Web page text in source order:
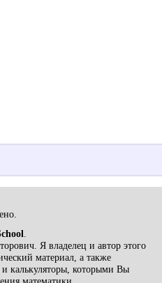
Я владелец и автор этого
материал, а также
калькуляторы, которыми Вы